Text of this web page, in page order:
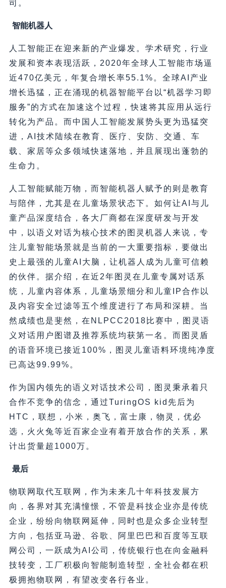
司。
智能机器人
人工智能正在迎来新的产业爆发。学术研究，行业
发展和资本表现活跃，2020年全球人工智能市场逼
近470亿美元，年复合增长率55.1%。全球AI产业
增长迅猛，正在涌现的机器智能平台以“机器学习即
服务”的方式在加速这个过程，快速将其应用从远行
转化为产品。而中国人工智能发展势头更为迅猛突
进，AI技术陆续在教育、医疗、安防、交通、车
载、家居等众多领域快速落地，并且展现出蓬勃的
生命力。
人工智能赋能万物，而智能机器人赋予的则是教育
与陪伴，尤其是在儿童场景状态下。如何让AI与儿
童产品深度结合，各大厂商都在深度研发与开发
中，以语义对话为核心技术的图灵机器人来说，专
注儿童智能场景就是当前的一大重要指标，要做出
史上最强的儿童AI大脑，让机器人成为儿童可信赖
的伙伴。据介绍，在近2年图灵在儿童专属对话系
统，儿童内容体系，儿童场景细分和儿童IP合作以
及内容安全过滤等五个维度进行了布局和深耕。当
然成绩也是斐然，在NLPCC2018比赛中，图灵语
义对话用户图谱及推荐系统均获第一名。而图灵盾
的语音环境已接近100%，图灵儿童语料环境纯净度
已高达99.99%。
作为国内领先的语义对话技术公司，图灵秉承着只
合作不竞争的信念，通过TuringOS kid先后为
HTC，联想，小米，奥飞，富士康，物灵，优必
选，火火兔等近百家企业有着开放合作的关系，累
计出货量超1000万。
最后
物联网取代互联网，作为未来几十年科技发展方
向，各界对其充满憧憬，不管是科技企业亦是传统
企业，纷纷向物联网延伸，同时也是众多企业转型
方向，包括亚马逊、谷歌、阿里巴巴和百度等互联
网公司，一跃成为AI公司，传统银行也在向金融科
技转变，工厂积极向智能制造转型，全社会都在积
极拥抱物联网，有望改变各行各业。